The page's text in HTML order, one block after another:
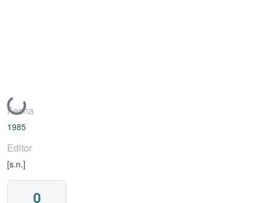
Cargando...
Fecha
1985
Editor
[s.n.]
0